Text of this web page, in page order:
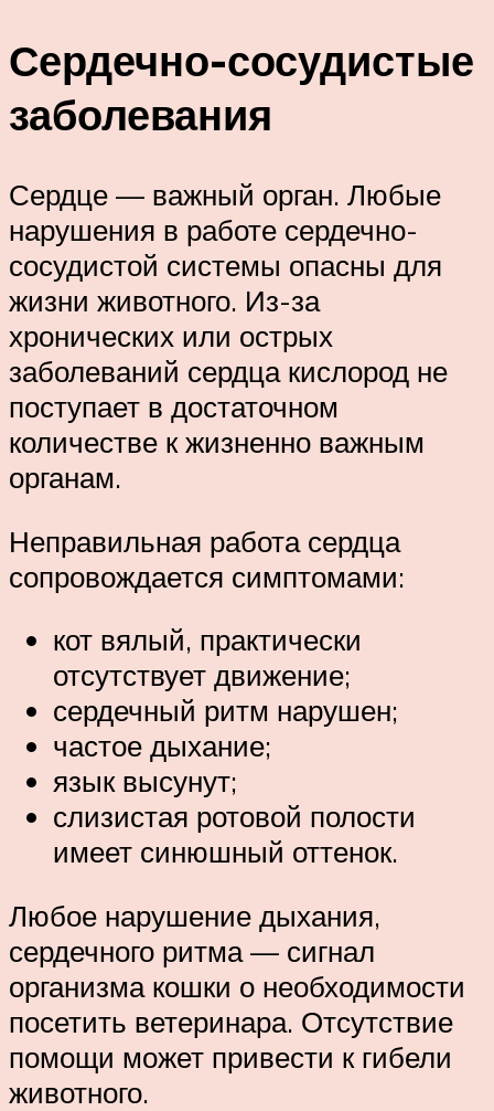
Сердечно-сосудистые
заболевания
Сердце — важный орган. Любые
нарушения в работе сердечно-
сосудистой системы опасны для
жизни животного. Из-за
хронических или острых
заболеваний сердца кислород не
поступает в достаточном
количестве к жизненно важным
органам.
Неправильная работа сердца
сопровождается симптомами:
кот вялый, практически
отсутствует движение;
сердечный ритм нарушен;
частое дыхание;
язык высунут;
слизистая ротовой полости
имеет синюшный оттенок.
Любое нарушение дыхания,
сердечного ритма — сигнал
организма кошки о необходимости
посетить ветеринара. Отсутствие
помощи может привести к гибели
животного.